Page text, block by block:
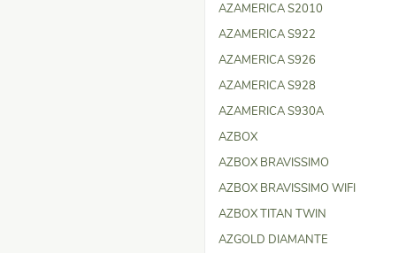
AZAMERICA S2010
AZAMERICA S922
AZAMERICA S926
AZAMERICA S928
AZAMERICA S930A
AZBOX
AZBOX BRAVISSIMO
AZBOX BRAVISSIMO WIFI
AZBOX TITAN TWIN
AZGOLD DIAMANTE